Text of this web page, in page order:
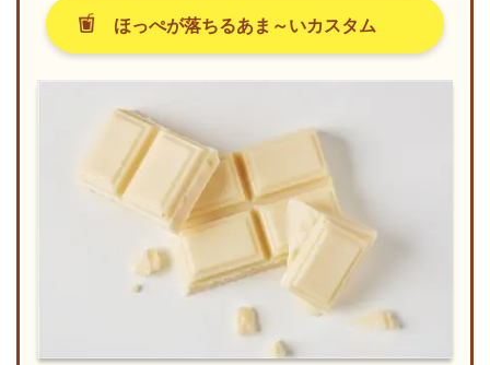
ほっぺが落ちるあま～いカスタム